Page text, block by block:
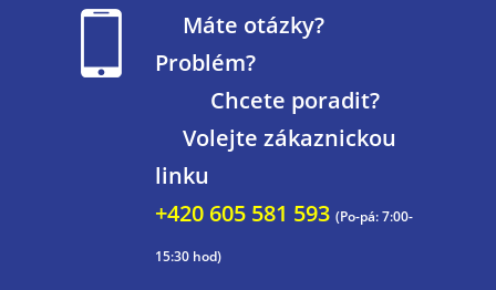
Máte otázky?
Problém?
Chcete poradit?
Volejte zákaznickou
linku
+420 605 581 593 (Po-pá: 7:00-
15:30 hod)